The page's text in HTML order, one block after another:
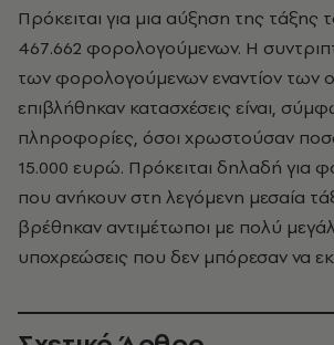
Πρόκειται για μια αύξηση της τάξης
467.662 φορολογούμενων. Η
των φορολογούμενων εναντίον των
επιβλήθηκαν κατασχέσεις είναι,
πληροφορίες, όσοι χρωστούσαν
15.000 ευρώ. Πρόκειται δηλαδή για
που ανήκουν στη λεγόμενη μεσαία
βρέθηκαν αντιμέτωποι με πολύ
υποχρεώσεις που δεν μπόρεσαν να